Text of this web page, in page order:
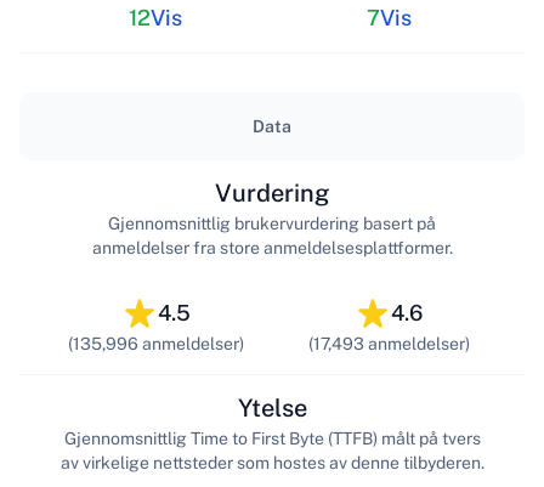
12Vis 7Vis
Data
4.5
(135,996 anmeldelser)
Vurdering
Gjennomsnittlig brukervurdering basert på
anmeldelser fra store anmeldelsesplattformer.
4.6
(17,493 anmeldelser)
Ytelse
Gjennomsnittlig Time to First Byte (TTFB) målt på tvers
av virkelige nettsteder som hostes av denne tilbyderen.